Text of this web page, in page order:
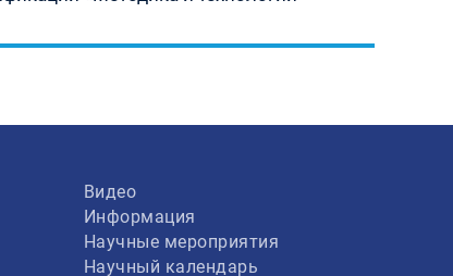
Видео
Информация
Научные мероприятия
Научный календарь